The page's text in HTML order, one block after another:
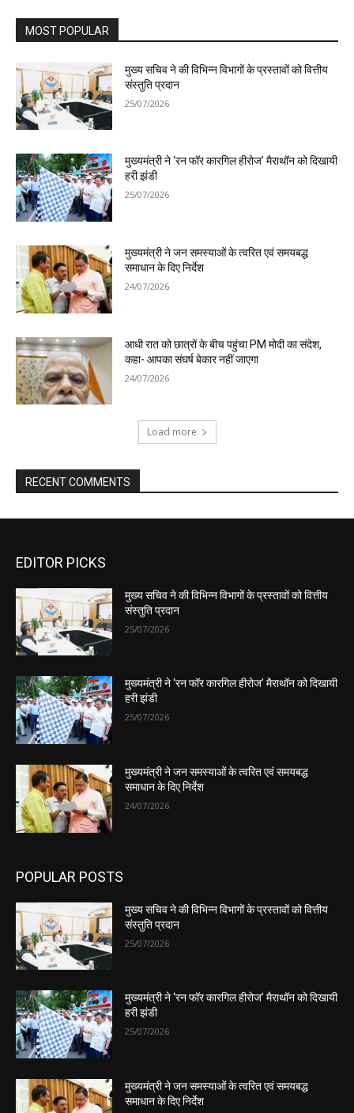
EDITOR PICKS
मुख्य सचिव ने की विभिन्न विभागों के प्रस्तावों को वित्तीय
संस्तुति प्रदान
25/07/2026
मुख्यमंत्री ने ‘रन फॉर कारगिल हीरोज’ मैराथॉन को दिखायी
हरी झंडी
25/07/2026
मुख्यमंत्री ने जन समस्याओं के त्वरित एवं समयबद्ध
समाधान के दिए निर्देश
24/07/2026
POPULAR POSTS
मुख्य सचिव ने की विभिन्न विभागों के प्रस्तावों को वित्तीय
संस्तुति प्रदान
25/07/2026
मुख्यमंत्री ने ‘रन फॉर कारगिल हीरोज’ मैराथॉन को दिखायी
हरी झंडी
25/07/2026
मुख्यमंत्री ने जन समस्याओं के त्वरित एवं समयबद्ध
समाधान के दिए निर्देश